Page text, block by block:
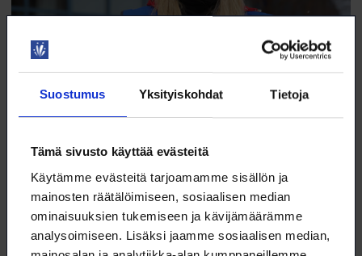
Suostumus Yksityiskohdat Tietoja
Tämä sivusto käyttää evästeitä
Käytämme evästeitä tarjoamamme sisällön ja
mainosten räätälöimiseen, sosiaalisen median
ominaisuuksien tukemiseen ja kävijämäärämme
analysoimiseen. Lisäksi jaamme sosiaalisen median,
23.5.2025 TYÖELÄMÄ
tiimellykseen
Turun yliopistossa biokemiaa opiskellut Iida Raaska aloitti Aidian
Oy:ssä prosessikemistinä helmikuussa 2024.